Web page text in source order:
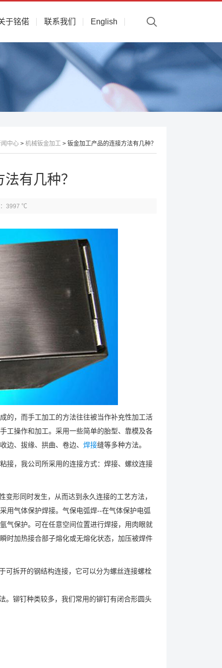
于铭偌 联系我们 English
中心 > 机械钣金加工 > 钣金加工产品的连接方法有几种？
有几种？
3997 ℃
的，而手工加工的方法往往被当作补充性加工活
工操作和加工。采用一些简单的胎型、靠模及各
边、拔缘、拱曲、卷边、 焊接缝等多种方法。
接，我公司所采用的连接方式：焊接、螺纹连接
形同时发生，从而达到永久连接的工艺方法，
用气体保护焊接。气保电弧焊--在气体保护电弧
气保护。可在任意空间位置进行焊接，用肉眼就
加热接合部子熔化或无熔化状态，加压被焊件
可拆开的钢结构连接，它可以分为螺丝连接螺栓
。铆钉种类较多，我们常用的铆钉有闭合形圆头